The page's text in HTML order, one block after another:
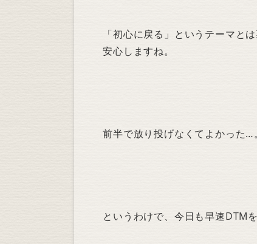
「初心に戻る」というテーマと
安心しますね。
前半で放り投げなくてよかった…
というわけで、今日も早速DTM